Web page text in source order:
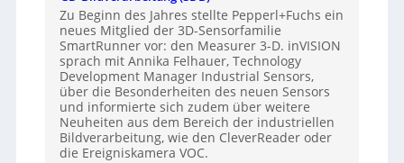
Zu Beginn des Jahres stellte Pepperl+Fuchs ein
neues Mitglied der 3D-Sensorfamilie
SmartRunner vor: den Measurer 3-D. inVISION
sprach mit Annika Felhauer, Technology
Development Manager Industrial Sensors,
über die Besonderheiten des neuen Sensors
und informierte sich zudem über weitere
Neuheiten aus dem Bereich der industriellen
Bildverarbeitung, wie den CleverReader oder
die Ereigniskamera VOC.